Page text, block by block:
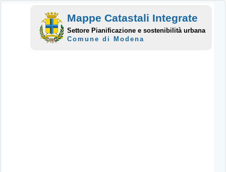
Mappe Catastali Integrate
Settore Pianificazione e sostenibilità urbana
Comune di Modena